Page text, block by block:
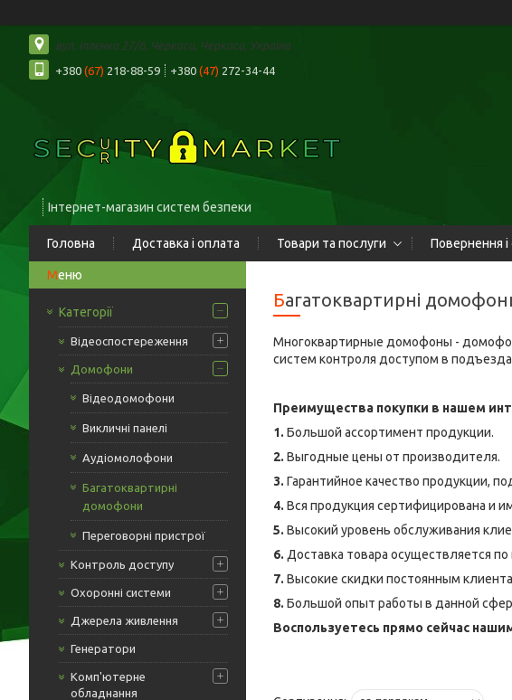
вул. Іллєнка 27/6, Черкаси, Черкаси, Україна
+380 (67) 218-88-59 +380 (47) 272-34-44
Інтернет-магазин систем безпеки
Головна Доставка і оплата Товари та послуги Повернення і
Категорії
Відеоспостереження
Домофони
Відеодомофони
Викличні панелі
Аудіомолофони
Багатоквартирні
домофони
Переговорні пристрої
Контроль доступу
Охоронні системи
Джерела живлення
Генератори
Комп'ютерне
обладнання
Багатоквартирні
Многоквартирные домофоны -
систем контроля доступом в
Преимущества покупки в нашем
1. Большой ассортимент продукции.
2. Выгодные цены от производителя.
3. Гарантийное качество продукции,
4. Вся продукция сертифицирована и
5. Высокий уровень обслуживания
6. Доставка товара осуществляется
7. Высокие скидки постоянным
8. Большой опыт работы в данной
Воспользуетесь прямо сейчас